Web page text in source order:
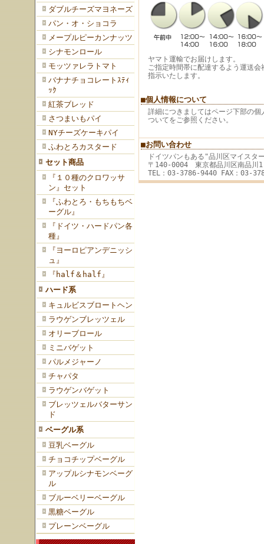
ダブルチーズマヨネーズ
パン・オ・ショコラ
メープルピーカンナッツ
シナモンロール
モッツァレラトマト
バナナチョコレートｽﾃｨ
ｯｸ
紅茶ブレッド
さつまいもパイ
NYチーズケーキパイ
ふわとろカスタード
セット商品
『１０種のクロワッサ
ン』セット
『ふわとろ・もちもちベ
ーグル』
『ドイツ・ハードパン各
種』
『ヨーロピアンデニッシ
ュ』
『half＆half』
ハード系
キュルビスブロートヘン
ラウゲンブレッツェル
オリーブロール
ミニバゲット
パルメジャーノ
チャパタ
ラウゲンバゲット
ブレッツェルバターサン
ド
ベーグル系
豆乳ベーグル
チョコチップベーグル
アップルシナモンベーグ
ル
ブルーベリーベーグル
黒糖ベーグル
プレーンベーグル
ヤマト運輸でお届けします。
ご指定時間帯に配達するよう運送会
指示いたします。
■個人情報について
詳細につきましてはページ下部の個
ついてをご参照ください。
■お問い合わせ
ドイツパンもある"品川区マイスタ
〒140-0004 東京都品川区南品川
TEL：03-3786-9440 FAX：03-